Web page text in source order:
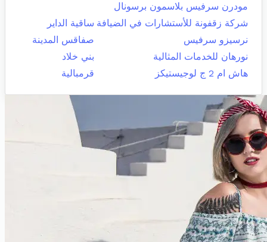
مودرن سرفيس بلاسمون برسونال
شركة زقفونة للأستشارات في الضيافة ساقية الداير
نرسيزو سرفيس
صفاقس المدينة
نورهان للخدمات المثالية
بني خلاد
هاش ام 2 ج لوجيستيكز
قرمبالية